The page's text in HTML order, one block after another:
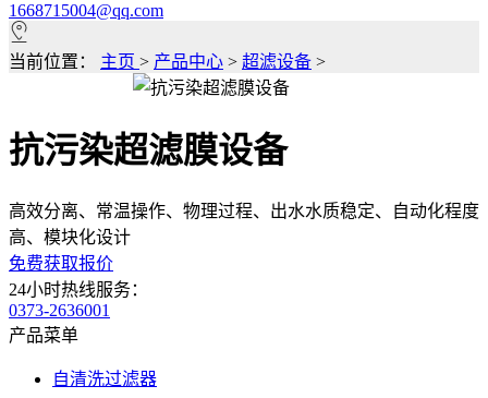
1668715004@qq.com
当前位置： 主页 > 产品中心 > 超滤设备 >
抗污染超滤膜设备
高效分离、常温操作、物理过程、出水水质稳定、自动化程度
高、模块化设计
免费获取报价
24小时热线服务：
0373-2636001
产品菜单
自清洗过滤器